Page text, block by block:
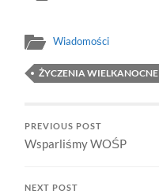
Wiadomości
ŻYCZENIA WIELKANOCNE
PREVIOUS POST
Wsparliśmy WOŚP
NEXT POST